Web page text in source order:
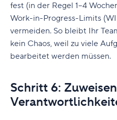
fest (in der Regel 1–4
Work-in-Progress-Limits
vermeiden. So bleibt Ihr
kein Chaos, weil zu viele
bearbeitet werden müssen.
Schritt 6: